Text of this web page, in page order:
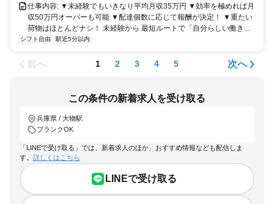
仕事内容: ▼未経験でもいきなり平均月収35万円 ▼効率を極めれば月
収50万円オーバーも可能 ▼配達個数に応じて報酬が決定！ ▼重たい
荷物はほとんどナシ！ 未経験から 最短ルートで「自分らしい働き...
シフト自由 駅近5分以内
前へ 1 2 3 4 5 次へ
この条件の新着求人を受け取る
兵庫県 / 大物駅
ブランクOK
「LINEで受け取る」では、新着求人のほか、おすすめ情報なども配信しま
す。 詳しくはこちら
LINEで受け取る